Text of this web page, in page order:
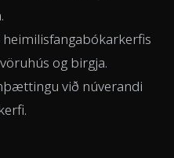
og birgja.
við núverandi